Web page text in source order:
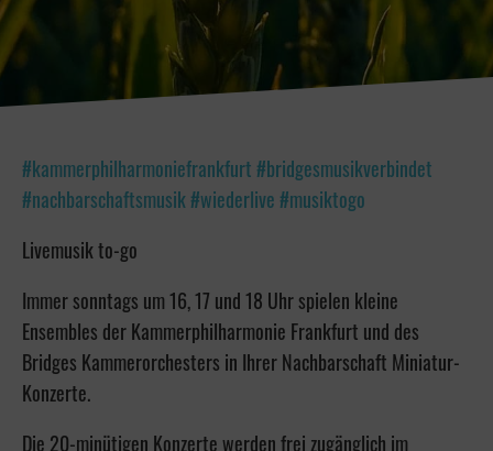
#kammerphilharmoniefrankfurt #bridgesmusikverbindet
#nachbarschaftsmusik #wiederlive #musiktogo
Livemusik to-go
Immer sonntags um 16, 17 und 18 Uhr spielen kleine
Ensembles der Kammerphilharmonie Frankfurt und des
Bridges Kammerorchesters in Ihrer Nachbarschaft Miniatur-
Konzerte.
Die 20-minütigen Konzerte werden frei zugänglich im